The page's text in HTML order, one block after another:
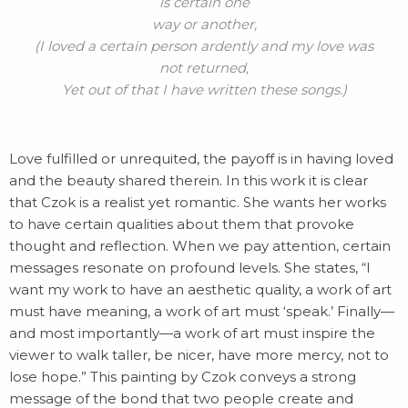
way or another,
(I loved a certain person ardently and my love was
not returned,
Yet out of that I have written these songs.)
Love fulfilled or unrequited, the payoff is in having loved
and the beauty shared therein. In this work it is clear
that Czok is a realist yet romantic. She wants her works
to have certain qualities about them that provoke
thought and reflection. When we pay attention, certain
messages resonate on profound levels. She states, “I
want my work to have an aesthetic quality, a work of art
must have meaning, a work of art must ‘speak.’ Finally—
and most importantly—a work of art must inspire the
viewer to walk taller, be nicer, have more mercy, not to
lose hope.” This painting by Czok conveys a strong
message of the bond that two people create and